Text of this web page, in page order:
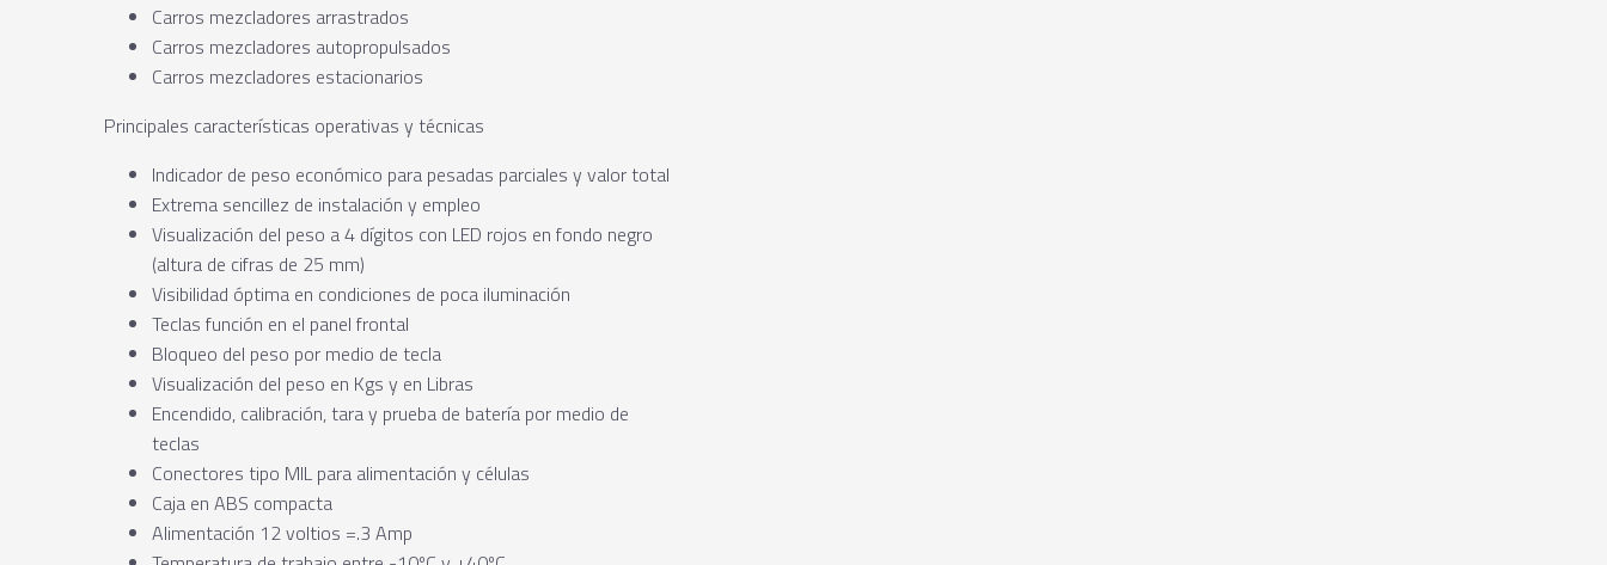
Carros mezcladores arrastrados
Carros mezcladores autopropulsados
Carros mezcladores estacionarios
Principales características operativas y técnicas
Indicador de peso económico para pesadas parciales y valor total
Extrema sencillez de instalación y empleo
Visualización del peso a 4 dígitos con LED rojos en fondo negro
(altura de cifras de 25 mm)
Visibilidad óptima en condiciones de poca iluminación
Teclas función en el panel frontal
Bloqueo del peso por medio de tecla
Visualización del peso en Kgs y en Libras
Encendido, calibración, tara y prueba de batería por medio de
teclas
Conectores tipo MIL para alimentación y células
Caja en ABS compacta
Alimentación 12 voltios =.3 Amp